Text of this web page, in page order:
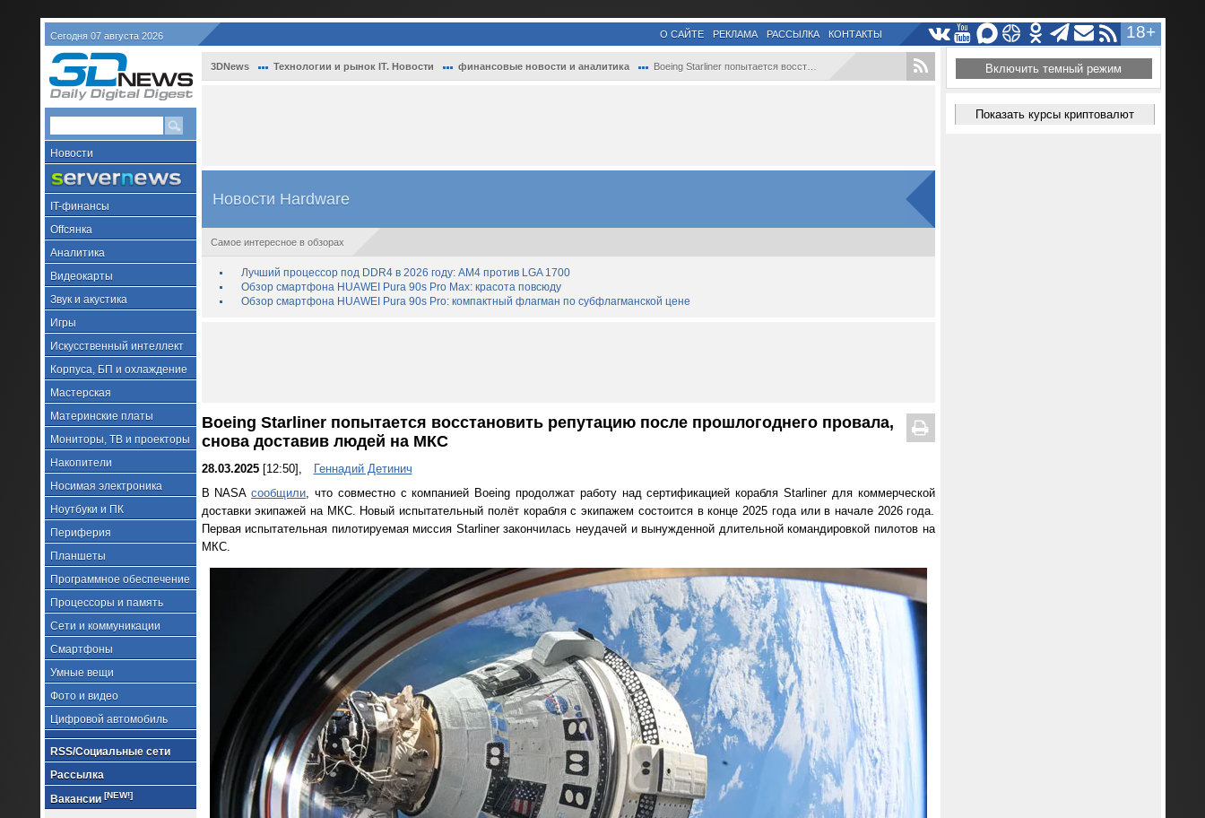
Сегодня 07 августа 2026 18+
О САЙТЕ РЕКЛАМА РАССЫЛКА КОНТАКТЫ
Новости
IT-финансы
Offсянка
Аналитика
Видеокарты
Звук и акустика
Игры
Искусственный интеллект
Корпуса, БП и охлаждение
Мастерская
Материнские платы
Мониторы, ТВ и проекторы
Накопители
Носимая электроника
Ноутбуки и ПК
Периферия
Планшеты
Программное обеспечение
Процессоры и память
Сети и коммуникации
Смартфоны
Умные вещи
Фото и видео
Цифровой автомобиль
RSS/Социальные сети
Рассылка
Вакансии [NEW!]
3DNews Технологии и рынок IT. Новости финансовые новости и аналитика Boeing Starliner попытается восстановить...
Новости Hardware
Самое интересное в обзорах
Лучший процессор под DDR4 в 2026 году: AM4 против LGA 1700
Обзор смартфона HUAWEI Pura 90s Pro Max: красота повсюду
Обзор смартфона HUAWEI Pura 90s Pro: компактный флагман по субфлагманской цене
Boeing Starliner попытается восстановить репутацию после прошлогоднего провала,
снова доставив людей на МКС
28.03.2025[12:50],
Геннадий Детинич
В NASAсообщили, что совместно с компанией Boeing продолжат работу над сертификацией корабля Starliner для коммерческой
доставки экипажей на МКС. Новый испытательный полёт корабля с экипажем состоится в конце 2025 года или в начале 2026 года.
Первая испытательная пилотируемая миссия Starliner закончилась неудачей и вынужденной длительной командировкой пилотов на
МКС.
Включить темный режим
Показать курсы криптовалют